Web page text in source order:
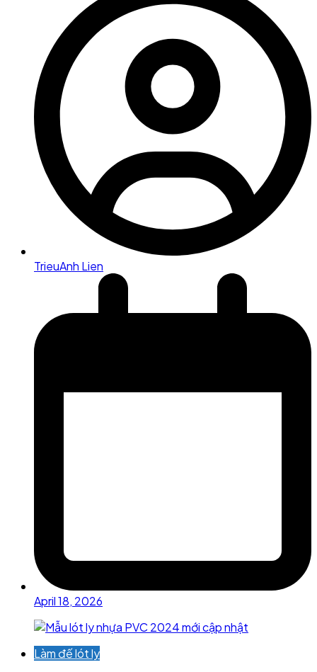
TrieuAnh Lien
April 18, 2026
Làm đế lót ly